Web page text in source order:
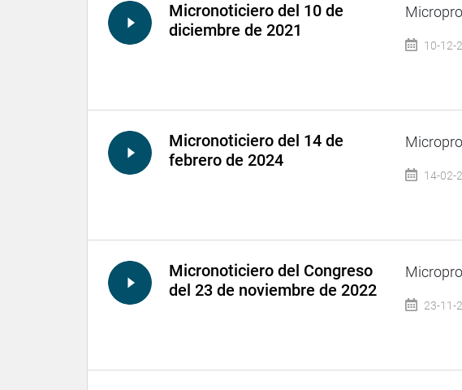
Micronoticiero del 10 de
diciembre de 2021
10-12-
Micronoticiero del 14 de
febrero de 2024
14-02-
Micronoticiero del Congreso
del 23 de noviembre de 2022
23-11-